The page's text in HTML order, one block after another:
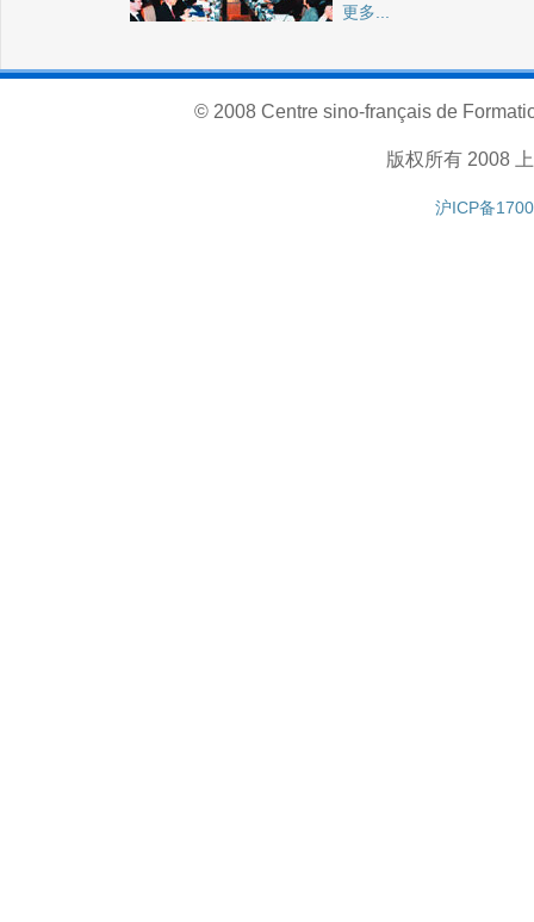
更多...
© 2008 Centre sino-français de
版权所有 2008
沪ICP备